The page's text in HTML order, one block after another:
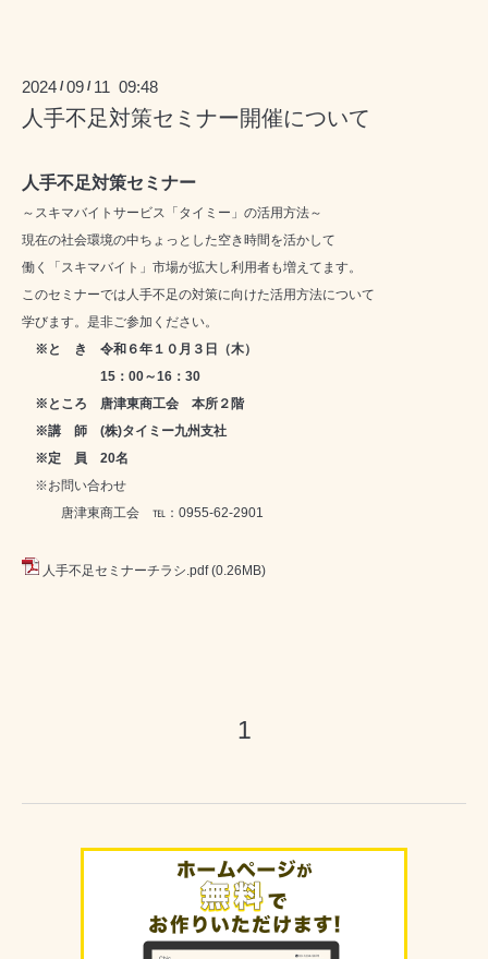
2024 /09 / 11 09:48
人手不足対策セミナー開催について
人手不足対策セミナー
～スキマバイトサービス「タイミー」の活用方法～
現在の社会環境の中ちょっとした空き時間を活かして
働く「スキマバイト」市場が拡大し利用者も増えてます。
このセミナーでは人手不足の対策に向けた活用方法について
学びます。是非ご参加ください。
※と き 令和６年１０月３日（木）
15：00～16：30
※ところ 唐津東商工会 本所２階
※講 師 (株)タイミー九州支社
※定 員 20名
※お問い合わせ
唐津東商工会 ℡：0955-62-2901
人手不足セミナーチラシ.pdf (0.26MB)
1